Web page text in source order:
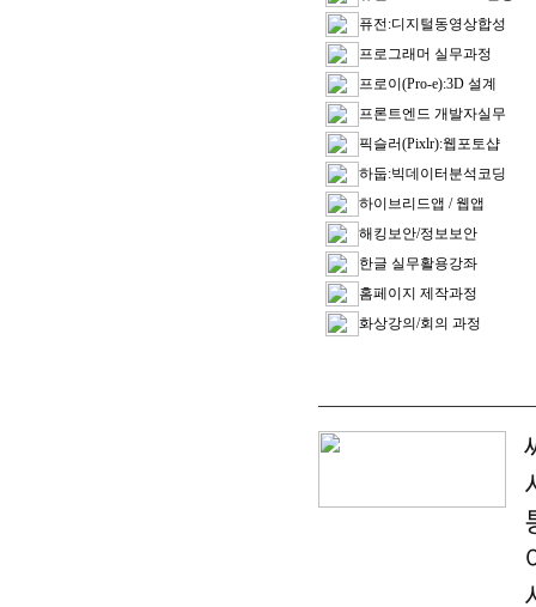
퓨전:디지털동영상합성
프로그래머 실무과정
프로이(Pro-e):3D 설계
프론트엔드 개발자실무
픽슬러(Pixlr):웹포토샵
하둡:빅데이터분석코딩
하이브리드앱 / 웹앱
해킹보안/정보보안
한글 실무활용강좌
홈페이지 제작과정
화상강의/회의 과정